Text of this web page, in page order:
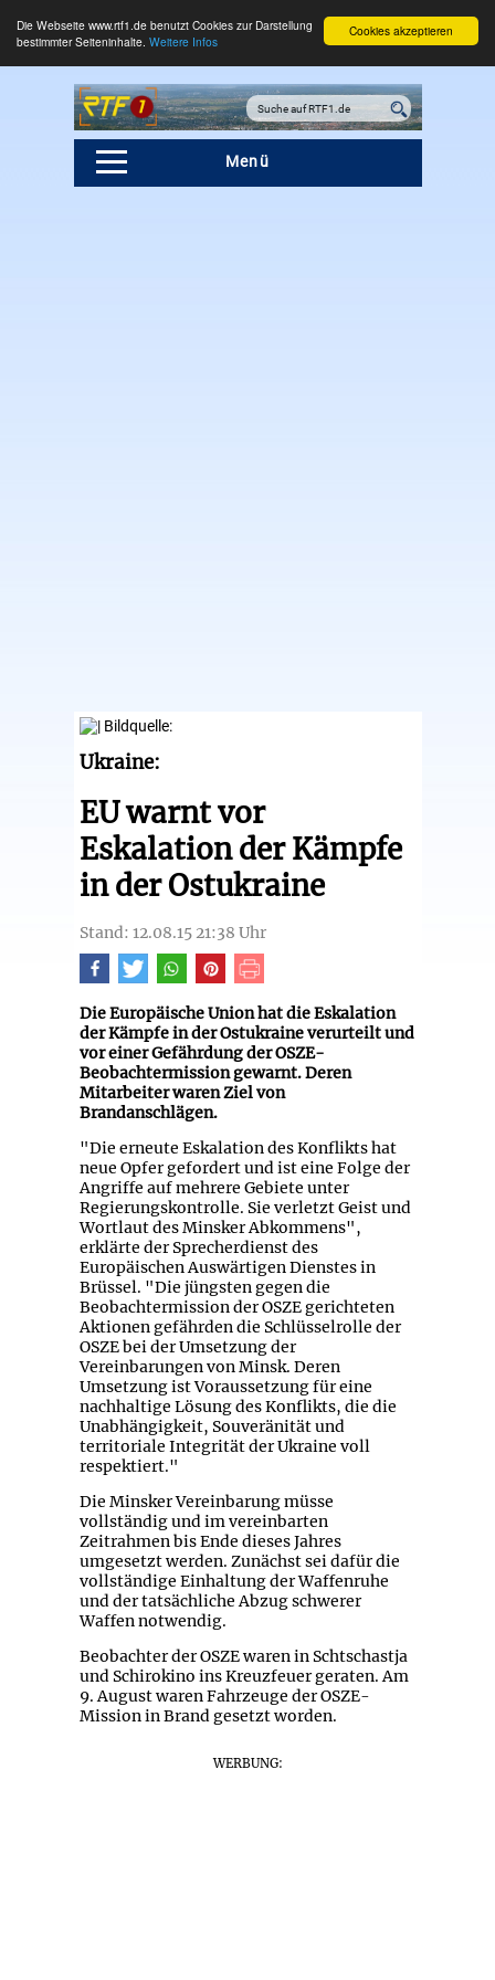
Cookies akzeptieren
Die Webseite www.rtf1.de benutzt Cookies zur Darstellung
bestimmter Seiteninhalte. Weitere Infos
Menü
Ukraine:
EU warnt vor
Eskalation der Kämpfe
in der Ostukraine
Stand: 12.08.15 21:38 Uhr
Die Europäische Union hat die Eskalation
der Kämpfe in der Ostukraine verurteilt und
vor einer Gefährdung der OSZE-
Beobachtermission gewarnt. Deren
Mitarbeiter waren Ziel von
Brandanschlägen.
"Die erneute Eskalation des Konflikts hat
neue Opfer gefordert und ist eine Folge der
Angriffe auf mehrere Gebiete unter
Regierungskontrolle. Sie verletzt Geist und
Wortlaut des Minsker Abkommens",
erklärte der Sprecherdienst des
Europäischen Auswärtigen Dienstes in
Brüssel. "Die jüngsten gegen die
Beobachtermission der OSZE gerichteten
Aktionen gefährden die Schlüsselrolle der
OSZE bei der Umsetzung der
Vereinbarungen von Minsk. Deren
Umsetzung ist Voraussetzung für eine
nachhaltige Lösung des Konflikts, die die
Unabhängigkeit, Souveränität und
territoriale Integrität der Ukraine voll
respektiert."
Die Minsker Vereinbarung müsse
vollständig und im vereinbarten
Zeitrahmen bis Ende dieses Jahres
umgesetzt werden. Zunächst sei dafür die
vollständige Einhaltung der Waffenruhe
und der tatsächliche Abzug schwerer
Waffen notwendig.
Beobachter der OSZE waren in Schtschastja
und Schirokino ins Kreuzfeuer geraten. Am
9. August waren Fahrzeuge der OSZE-
Mission in Brand gesetzt worden.
WERBUNG: